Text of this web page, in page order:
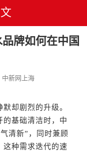
牌如何在中国
新网上海
却剧烈的升级。
基础清洁时，中
清新”，同时兼顾
这种需求迭代的速